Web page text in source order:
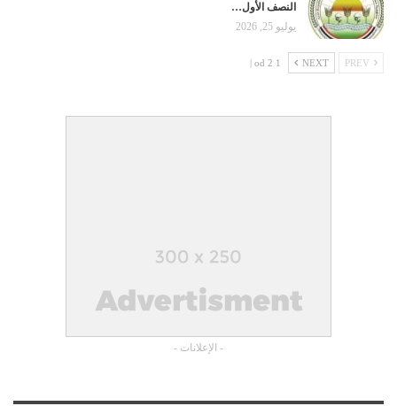
النصف الأول…
يوليو 25, 2026
NEXT
1 od 2 |
- الإعلانات -